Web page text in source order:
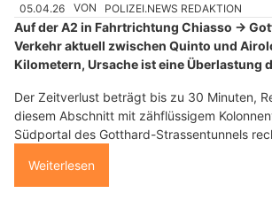
05.04.26 VON POLIZEI.NEWS REDAKTION
Auf der A2 in Fahrtrichtung Chiasso →
Verkehr aktuell zwischen Quinto und
Kilometern, Ursache ist eine Überlastung
Der Zeitverlust beträgt bis zu 30 Minuten,
diesem Abschnitt mit zähflüssigem
Südportal des Gotthard-Strassentunnels
Weiterlesen